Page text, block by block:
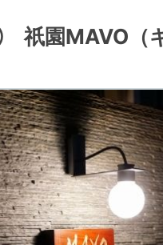
園MAVO（